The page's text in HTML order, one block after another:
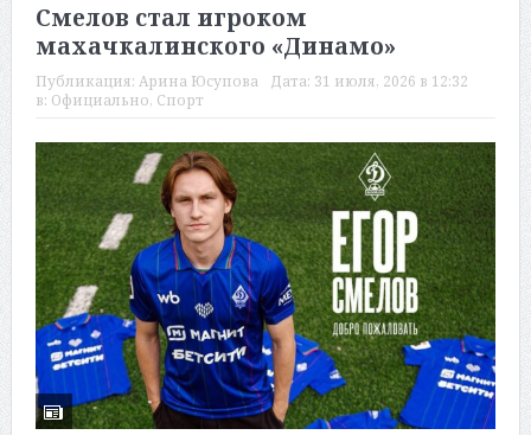
Смелов стал игроком
махачкалинского «Динамо»
Публикация: Арина Юсупова Дата: 31 июля, 2026 в 12:32
в: Официально, Спорт